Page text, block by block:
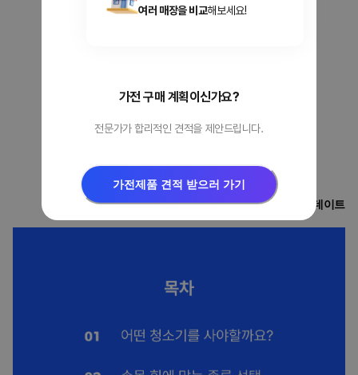
2024년 12월 업데이트
여러 매장을 비교해보세요!
가전 구매 계획이신가요?
전문가가 합리적인 견적을 제안드립니다.
가전제품 견적 받으러 가기